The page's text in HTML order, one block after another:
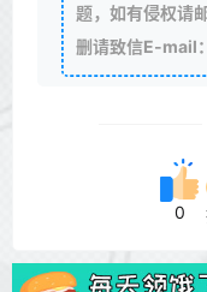
题，如有侵权请
删请致信E-mail
0